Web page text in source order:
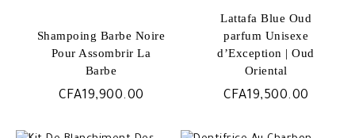
Shampoing Barbe Noire
Pour Assombrir La
Barbe
CFA19,900.00
Lattafa Blue Oud
parfum Unisexe
d’Exception | Oud
Oriental
CFA19,500.00